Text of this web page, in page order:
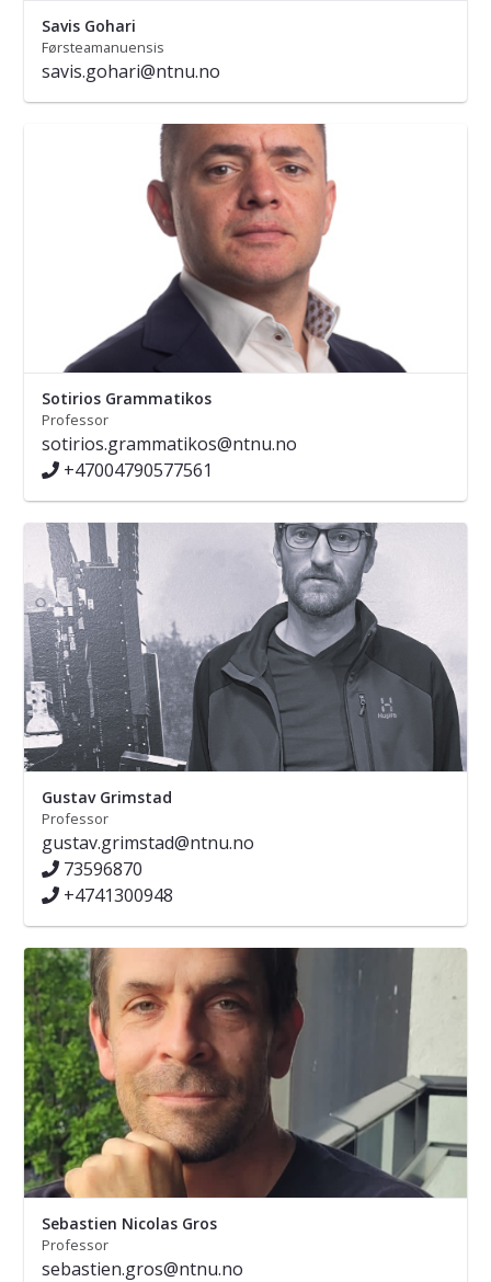
Savis Gohari
Førsteamanuensis
savis.gohari@ntnu.no
Sotirios Grammatikos
Professor
sotirios.grammatikos@ntnu.no
+47004790577561
Gustav Grimstad
Professor
gustav.grimstad@ntnu.no
73596870
+4741300948
Sebastien Nicolas Gros
Professor
sebastien.gros@ntnu.no